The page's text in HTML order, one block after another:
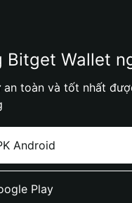
Bitget Wallet
toàn và tốt nhất
Android
Play